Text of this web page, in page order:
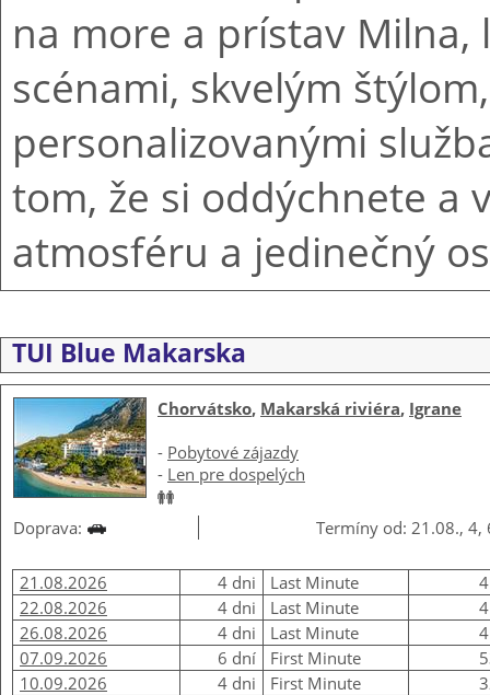
na more a prístav Milna,
scénami, skvelým
personalizovanými
tom, že si oddýchnete a
atmosféru a jedinečný
TUI Blue Makarska
Chorvátsko, Makarská riviéra, Igrane
- Pobytové zájazdy
- Len pre dospelých
Doprava: Termíny od: 21.08., 4,
21.08.2026 4 dni Last Minute
22.08.2026
4 dni Last Minute
26.08.2026
4 dni Last Minute
07.09.2026
6 dní First Minute
10.09.2026
4 dni First Minute